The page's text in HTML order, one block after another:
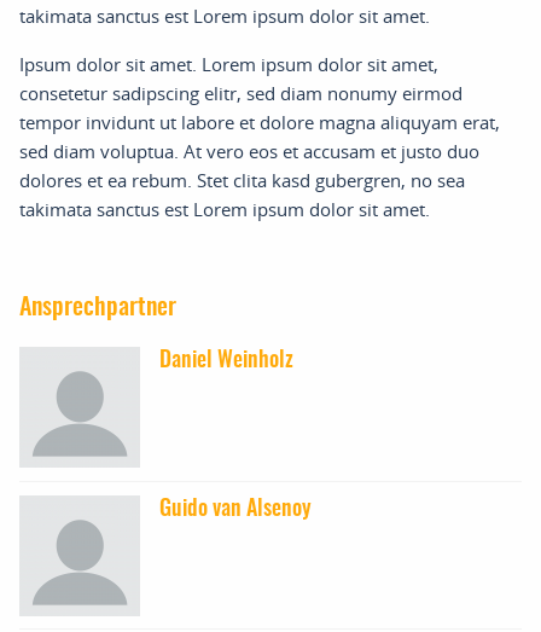
takimata sanctus est Lorem ipsum dolor sit amet.
Ipsum dolor sit amet. Lorem ipsum dolor sit amet,
consetetur sadipscing elitr, sed diam nonumy eirmod
tempor invidunt ut labore et dolore magna aliquyam erat,
sed diam voluptua. At vero eos et accusam et justo duo
dolores et ea rebum. Stet clita kasd gubergren, no sea
takimata sanctus est Lorem ipsum dolor sit amet.
Ansprechpartner
Daniel Weinholz
Guido van Alsenoy